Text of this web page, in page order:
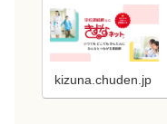
kizuna.chuden.jp